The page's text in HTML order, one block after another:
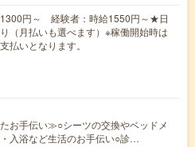
円～ 経験者：時給1550円～★日
（月払いも選べます）※稼働開始時は
払いとなります。
お手伝い≫○シーツの交換やベッドメ
入浴など生活のお手伝い○診…